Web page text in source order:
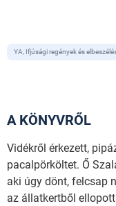
YA, Ifjúsági regények és
A KÖNYVRŐL
Vidékről érkezett,
pacalpörköltet. Ő
aki úgy dönt, felcsap
az állatkertből